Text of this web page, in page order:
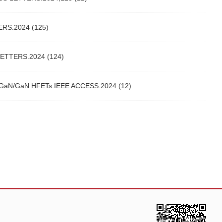
(125)
(124)
GaN HFETs.IEEE ACCESS.2024 (12)